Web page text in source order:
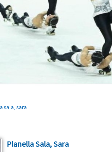
sala, sara
Planella Sala, Sara